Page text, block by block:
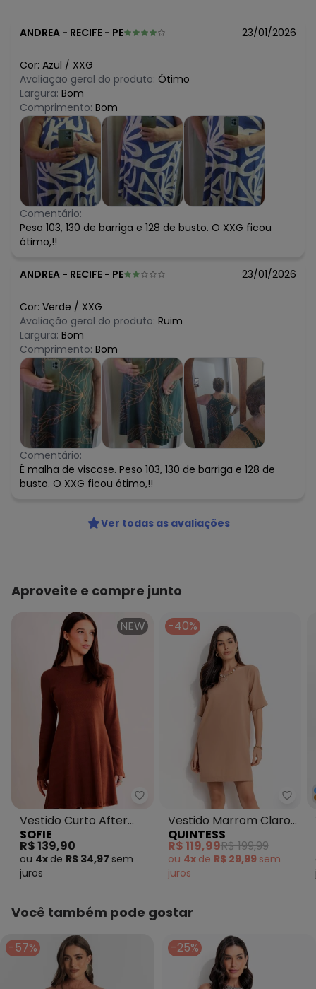
ANDREA - RECIFE - PE 23/01/2026
Cor: Azul / XXG
Avaliação geral do produto: Ótimo
Largura: Bom
Comprimento: Bom
Comentário:
Peso 103, 130 de barriga e 128 de busto. O XXG ficou
ótimo,!!
ANDREA - RECIFE - PE 23/01/2026
Cor: Verde / XXG
Avaliação geral do produto: Ruim
Largura: Bom
Comprimento: Bom
Comentário:
É malha de viscose. Peso 103, 130 de barriga e 128 de
busto. O XXG ficou ótimo,!!
Ver todas as avaliações
Aproveite e compre junto
NEW
Sofie - Vestido Curto After
Vestido Curto After
Dusk de Manga Longa
em Ribana
SOFIE
R$ 139,90
ou 4x de R$ 34,97 sem
juros
-40%
Vestido Marrom Claro
em Linho
QUINTESS
R$ 119,99R$ 199,99
ou 4x de R$ 29,99 sem
juros
Você também pode gostar
-57% -25%